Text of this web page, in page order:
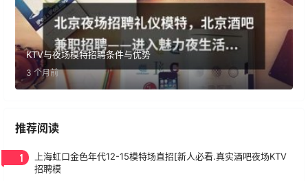
KTV与夜场模特招聘条件与优势
3 个月前
推荐阅读
1
上海虹口金色年代12-15模特场直招[新人必看.真实酒吧夜场KTV
招聘模